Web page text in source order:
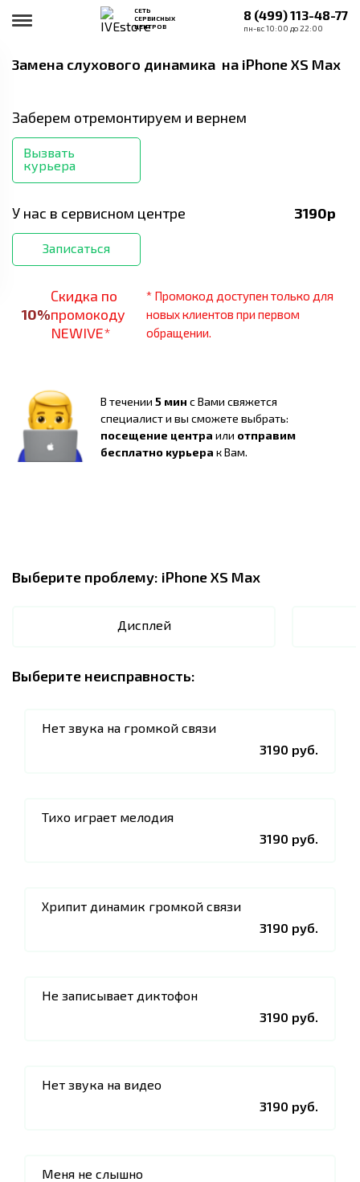
СЕТЬ
СЕРВИСНЫХ
ЦЕНТРОВ
8 (499) 113-48-77
пн-вс 10:00 до 22:00
Замена слухового динамика на iPhone XS Max
Заберем отремонтируем и вернем
Вызвать
курьера
У нас в сервисном центре 3190р
Записаться
10%
Скидка по
промокоду
NEWIVE*
* Промокод доступен только для
новых клиентов при первом
обращении.
В течении 5 мин с Вами свяжется
специалист и вы сможете выбрать:
посещение центра или отправим
бесплатно курьера к Вам.
Выберите проблему: iPhone XS Max
Дисплей
Выберите неисправность:
Нет звука на громкой связи
3190 руб.
Тихо играет мелодия
3190 руб.
Хрипит динамик громкой связи
3190 руб.
Не записывает диктофон
3190 руб.
Нет звука на видео
3190 руб.
Меня не слышно